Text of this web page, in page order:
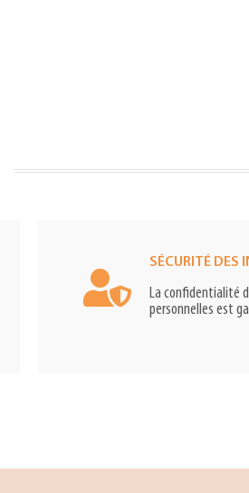
SÉCURITÉ DES
La confidentialité
personnelles est